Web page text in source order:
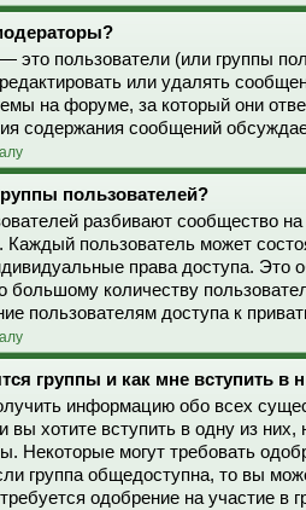
это пользователи (или группы
или удалять
на форуме, за который они
содержания сообщений
пользователей?
разбивают сообщество
Каждый пользователь может
права доступа. Это
большому количеству
пользователям доступа к
группы и как мне вступить в
информацию обо всех
вы хотите вступить в одну из
Некоторые могут требовать
группа общедоступна, то вы
одобрение на участие в